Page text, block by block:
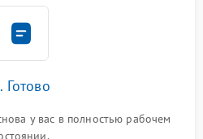
Готово
у вас в полностью рабочем